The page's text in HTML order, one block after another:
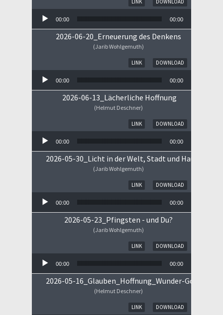
DOWNLOAD
LINK
00:00 00:00
2026-06-20_Erneuerung des Denkens
(Jarib Wohlgemuth)
DOWNLOAD
LINK
00:00 00:00
2026-06-13_Lächerliche Hoffnung
(Helmut Deschner)
DOWNLOAD
LINK
00:00 00:00
2026-05-30_Licht in der Welt, Stadt und Haus
(Jarib Wohlgemuth)
DOWNLOAD
LINK
00:00 00:00
2026-05-23_Pfingsten - und Du?
(Jarib Wohlgemuth)
DOWNLOAD
LINK
00:00 00:00
2026-05-16_Glauben_Hoffnung_Wunder-
(Helmut Deschner)
DOWNLOAD
LINK